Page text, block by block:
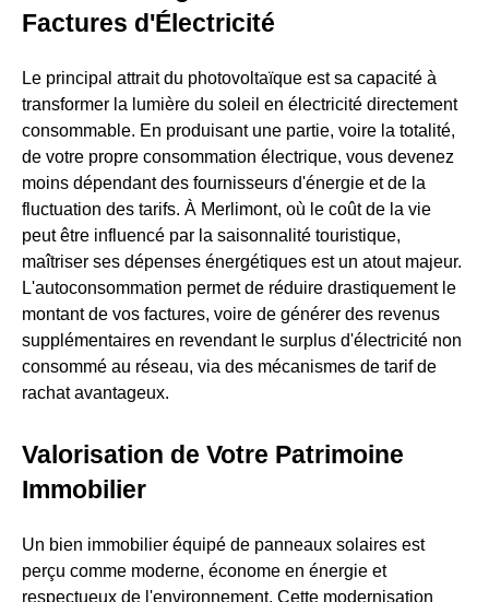
Factures d'Électricité
Le principal attrait du photovoltaïque est sa capacité à
transformer la lumière du soleil en électricité directement
consommable. En produisant une partie, voire la totalité,
de votre propre consommation électrique, vous devenez
moins dépendant des fournisseurs d'énergie et de la
fluctuation des tarifs. À Merlimont, où le coût de la vie
peut être influencé par la saisonnalité touristique,
maîtriser ses dépenses énergétiques est un atout majeur.
L'autoconsommation permet de réduire drastiquement le
montant de vos factures, voire de générer des revenus
supplémentaires en revendant le surplus d'électricité non
consommé au réseau, via des mécanismes de tarif de
rachat avantageux.
Valorisation de Votre Patrimoine
Immobilier
Un bien immobilier équipé de panneaux solaires est
perçu comme moderne, économe en énergie et
respectueux de l'environnement. Cette modernisation